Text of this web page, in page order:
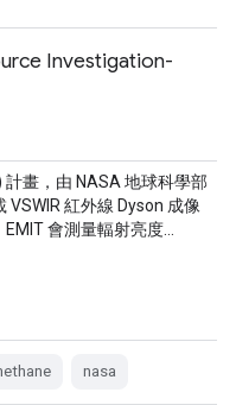
Investigation-
計畫，由 NASA 地球科學部
VSWIR 紅外線 Dyson 成像
會測量輻射亮度…
nasa